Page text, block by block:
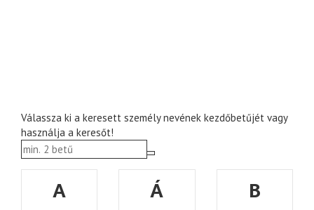
Válassza ki a keresett személy nevének kezdőbetűjét vagy
használja a keresőt!
A Á
B